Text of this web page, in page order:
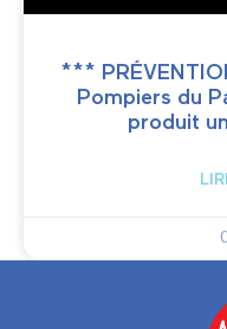
***
Pompiers du
produit